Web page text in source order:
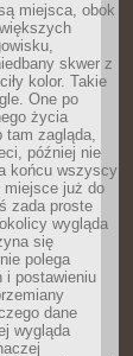
miejsca, obok
skwer z
kolor. Takie
One po
życia
tam zagląda,
później nie
końcu wszyscy
już do
zada proste
wygląda
się
polega
i postawieniu
dane
wygląda